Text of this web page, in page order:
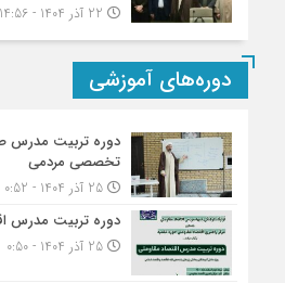
دوره‌های آموزشی
دوره تربیت مدرس
تخصصی مردمی
25 آذر 1404 - 0:52
دوره تربیت مدرس
25 آذر 1404 - 0:50